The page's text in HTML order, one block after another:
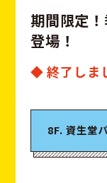
期間限定 ！
登場 ！
◆ 終了しま
8F. 資生堂